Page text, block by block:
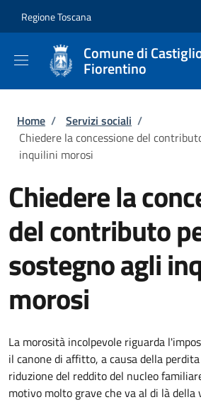
Regione Toscana
Comune di
Fiorentino
Briciole di pane
Home / Servizi sociali /
Chiedere la concessione del
inquilini morosi
Chiedere la
del contributo
sostegno agli
morosi
La morosità incolpevole riguarda
il canone di affitto, a causa della
riduzione del reddito del nucleo
motivo molto grave che va al di là